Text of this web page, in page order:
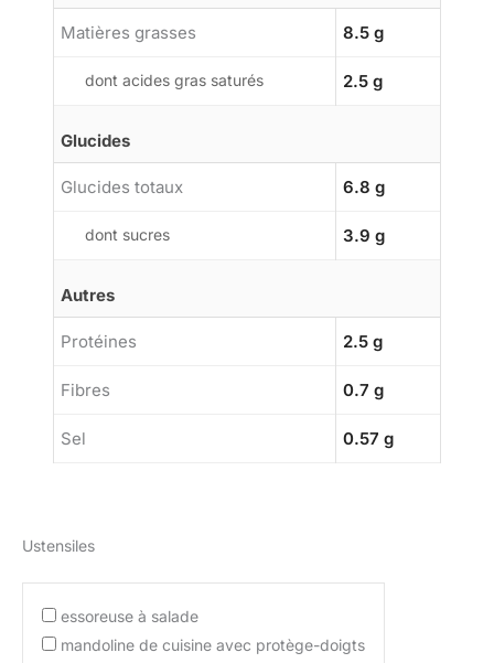
Matières grasses 8.5 g
dont acides gras saturés 2.5 g
Glucides
Glucides totaux 6.8 g
dont sucres 3.9 g
Autres
Protéines 2.5 g
Fibres 0.7 g
Sel 0.57 g
Ustensiles
essoreuse à salade
mandoline de cuisine avec protège-doigts